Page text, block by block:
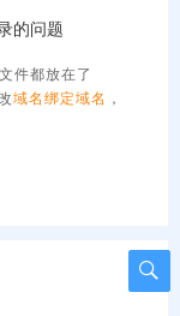
的问题
件都放在了
域名 绑定域名 ，